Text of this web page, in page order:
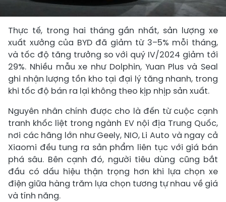
Thực tế, trong hai tháng gần nhất, sản lượng xe
xuất xưởng của BYD đã giảm từ 3–5% mỗi tháng,
và tốc độ tăng trưởng so với quý IV/2024 giảm tới
29%. Nhiều mẫu xe như Dolphin, Yuan Plus và Seal
ghi nhận lượng tồn kho tại đại lý tăng nhanh, trong
khi tốc độ bán ra lại không theo kịp nhịp sản xuất.
Nguyên nhân chính được cho là đến từ cuộc cạnh
tranh khốc liệt trong ngành EV nội địa Trung Quốc,
nơi các hãng lớn như Geely, NIO, Li Auto và ngay cả
Xiaomi đều tung ra sản phẩm liên tục với giá bán
phá sâu. Bên cạnh đó, người tiêu dùng cũng bắt
đầu có dấu hiệu thận trọng hơn khi lựa chọn xe
điện giữa hàng trăm lựa chọn tương tự nhau về giá
và tính năng.